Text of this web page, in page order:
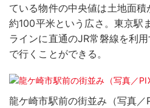
ている物件の中央値は土地面
約100平米という広さ。東京駅
ラインに直通のJR常磐線を利
で行くことができる。
龍ケ崎市駅前の街並み（写真／